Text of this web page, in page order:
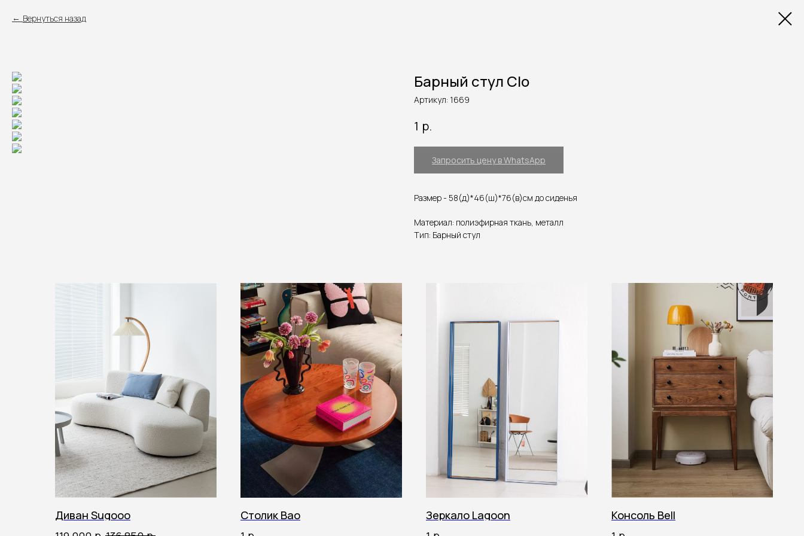
Вернуться назад
Барный стул Clo
Артикул: 1669
1 р.
Запросить цену в WhatsApp
Размер - 58(д)*46(ш)*76(в)см до сиденья
Материал: полиэфирная ткань, металл
Тип: Барный стул
Диван Sugooo
Столик Bao
Зеркало Lagoon
Консоль Bell